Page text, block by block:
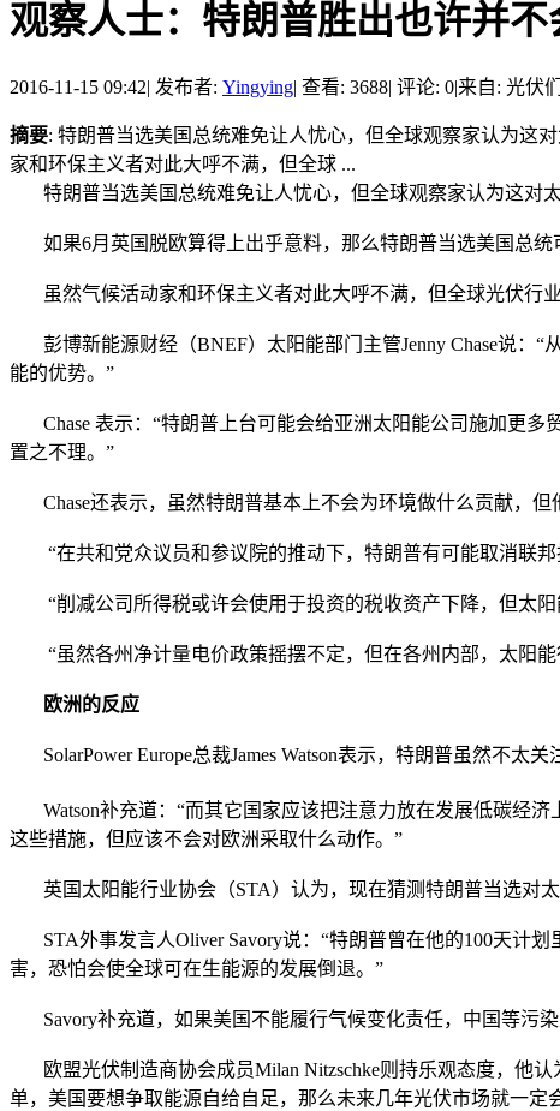
观察人士：特朗普胜出也许并
2016-11-15 09:42| 发布者: Yingying| 查看: 3688| 评论: 0|来自: 光伏们
摘要: 特朗普当选美国总统难免让人忧心，但全球观察家认为这
家和环保主义者对此大呼不满，但全球 ...
特朗普当选美国总统难免让人忧心，但全球观察家认为这对太
如果6月英国脱欧算得上出乎意料，那么特朗普当选美国总统
虽然气候活动家和环保主义者对此大呼不满，但全球光伏行业
彭博新能源财经（BNEF）太阳能部门主管Jenny Chase说：“
能的优势。”
Chase 表示：“特朗普上台可能会给亚洲太阳能公司施加更多
置之不理。”
Chase还表示，虽然特朗普基本上不会为环境做什么贡献，但
“在共和党众议员和参议院的推动下，特朗普有可能取消联邦
“削减公司所得税或许会使用于投资的税收资产下降，但太阳
“虽然各州净计量电价政策摇摆不定，但在各州内部，太阳能
欧洲的反应
SolarPower Europe总裁James Watson表示，特朗普虽然不太
Watson补充道：“而其它国家应该把注意力放在发展低碳经济
这些措施，但应该不会对欧洲采取什么动作。”
英国太阳能行业协会（STA）认为，现在猜测特朗普当选对太
STA外事发言人Oliver Savory说：“特朗普曾在他的100天计
害，恐怕会使全球可在生能源的发展倒退。”
Savory补充道，如果美国不能履行气候变化责任，中国等污染
欧盟光伏制造商协会成员Milan Nitzschke则持乐观态度，他认
单，美国要想争取能源自给自足，那么未来几年光伏市场就一定